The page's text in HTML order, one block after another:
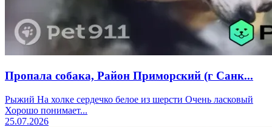
Пропала собака, Район Приморский (г Санк...
Рыжий На холке сердечко белое из шерсти Очень ласковый
Хорошо понимает...
25.07.2026